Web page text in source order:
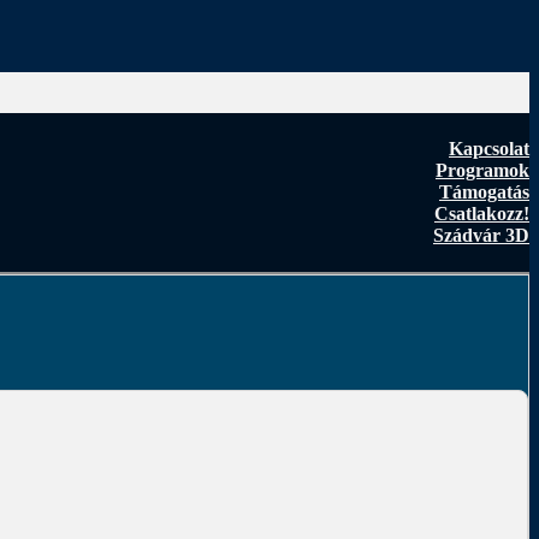
Kapcsolat
Programok
Támogatás
Csatlakozz!
Szádvár 3D